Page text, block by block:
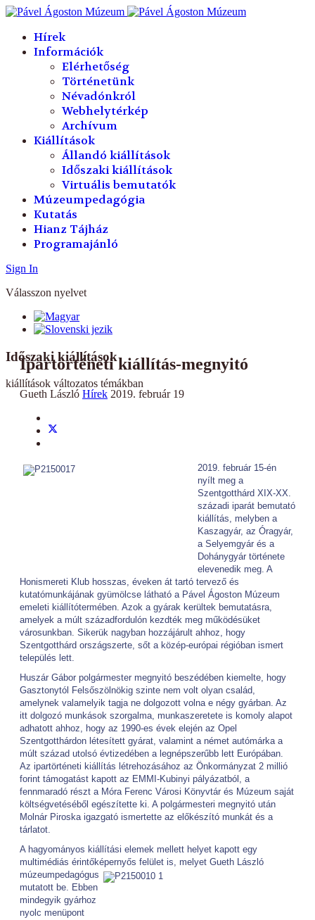
Hírek
Információk
Elérhetőség
Történetünk
Névadónkról
Webhelytérkép
Archívum
Kiállítások
Állandó kiállítások
Időszaki kiállítások
Virtuális bemutatók
Múzeumpedagógia
Kutatás
Hianz Tájház
Programajánló
Sign In
Válasszon nyelvet
Időszaki kiállítások
kiállítások változatos témákban
Ipartörténeti kiállítás-megnyitó
Gueth László Hírek 2019. február 19
2019. február 15-én
nyílt meg a
Szentgotthárd XIX-XX.
századi iparát bemutató
kiállítás, melyben a
Kaszagyár, az Óragyár,
a Selyemgyár és a
Dohánygyár története
elevenedik meg. A
Honismereti Klub hosszas, éveken át tartó tervező és
kutatómunkájának gyümölcse látható a Pável Ágoston Múzeum
emeleti kiállítótermében. Azok a gyárak kerültek bemutatásra,
amelyek a múlt századfordulón kezdték meg működésüket
városunkban. Sikerük nagyban hozzájárult ahhoz, hogy
Szentgotthárd országszerte, sőt a közép-európai régióban ismert
település lett.
Huszár Gábor polgármester megnyitó beszédében kiemelte, hogy
Gasztonytól Felsőszölnökig szinte nem volt olyan család,
amelynek valamelyik tagja ne dolgozott volna e négy gyárban. Az
itt dolgozó munkások szorgalma, munkaszeretete is komoly alapot
adhatott ahhoz, hogy az 1990-es évek elején az Opel
Szentgotthárdon létesített gyárat, valamint a német autómárka a
múlt század utolsó évtizedében a legnépszerűbb lett Európában.
Az ipartörténeti kiállítás létrehozásához az Önkormányzat 2 millió
forint támogatást kapott az EMMI-Kubinyi pályázatból, a
fennmaradó részt a Móra Ferenc Városi Könyvtár és Múzeum saját
költségvetéséből egészítette ki. A polgármesteri megnyitó után
Molnár Piroska igazgató ismertette az előkészító munkát és a
tárlatot.
A hagyományos kiállítási elemek mellett helyet kapott egy
multimédiás érintőképernyős felület is, melyet Gueth László
múzeumpedagógus
mutatott be. Ebben
mindegyik gyárhoz
nyolc menüpont
év
hónap
év
hónap